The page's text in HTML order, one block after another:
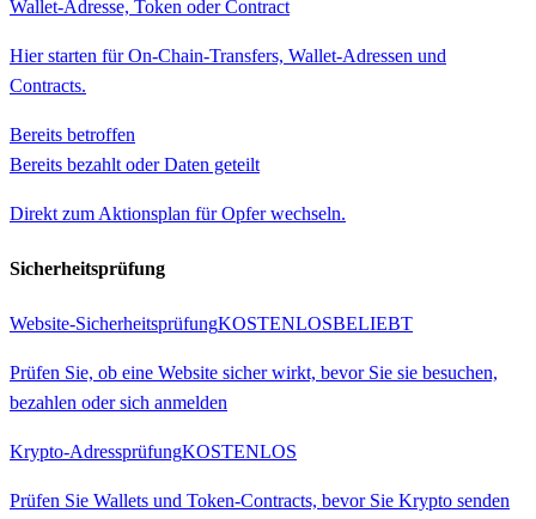
Wallet-Adresse, Token oder Contract
Hier starten für On-Chain-Transfers, Wallet-Adressen und
Contracts.
Bereits betroffen
Bereits bezahlt oder Daten geteilt
Direkt zum Aktionsplan für Opfer wechseln.
Sicherheitsprüfung
Website-SicherheitsprüfungKOSTENLOSBELIEBT
Prüfen Sie, ob eine Website sicher wirkt, bevor Sie sie besuchen,
bezahlen oder sich anmelden
Krypto-AdressprüfungKOSTENLOS
Prüfen Sie Wallets und Token-Contracts, bevor Sie Krypto senden